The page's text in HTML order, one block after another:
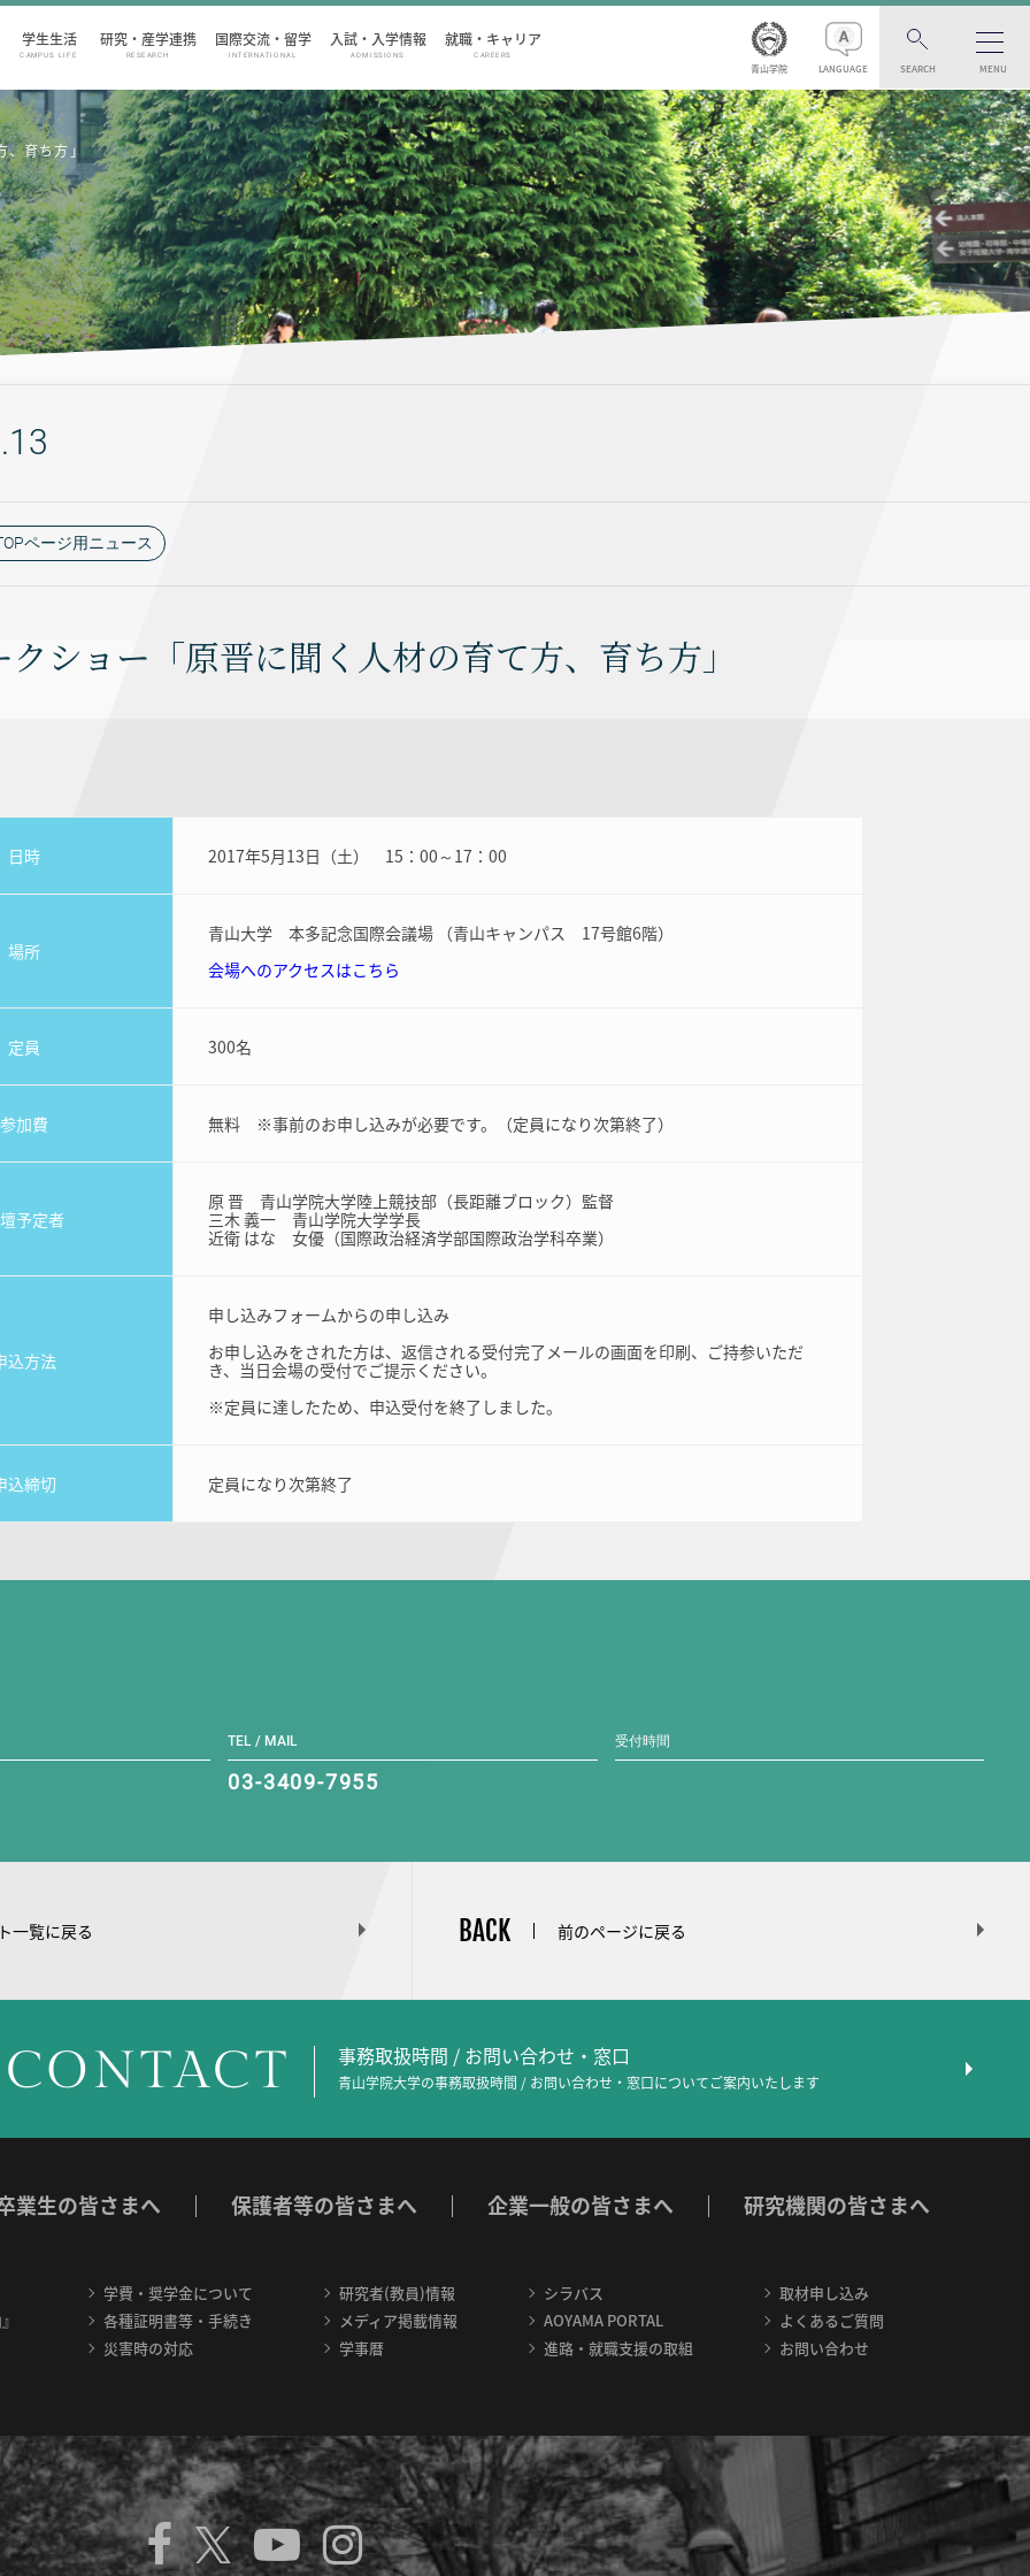
学生生活
CAMPUS LIFE
研究・産学連携
RESEARCH
国際交流・留学
INTERNATIONAL
入試・入学情報
ADMISSIONS
就職・キャリア
CAREERS
青山学院 LANGUAGE SEARCH MENU
、育ち方」
ページ用ニュース
ショー「原晋に聞く人材の育て方、育ち方」
日時 2017年5月13日（土） 15：00～17：00
場所
青山大学 本多記念国際会議場 （青山キャンパス 17号館6階）
会場へのアクセスはこちら
定員 300名
参加費 無料 ※事前のお申し込みが必要です。（定員になり次第終了）
予定者
原 晋 青山学院大学陸上競技部（長距離ブロック）監督
三木 義一 青山学院大学学長
近衛 はな 女優（国際政治経済学部国際政治学科卒業）
込方法
申し込みフォームからの申し込み
お申し込みをされた方は、返信される受付完了メールの画面を印刷、ご持参いただ
き、当日会場の受付でご提示ください。
※定員に達したため、申込受付を終了しました。
込締切 定員になり次第終了
TEL / MAIL
03-3409-7955
受付時間
一覧に戻る BACK 前のページに戻る
CONTACT 事務取扱時間 / お問い合わせ・窓口
青山学院大学の事務取扱時間 / お問い合わせ・窓口についてご案内いたします
業生の皆さまへ 保護者等の皆さまへ 企業一般の皆さまへ 研究機関の皆さまへ
学費・奨学金について
各種証明書等・手続き
災害時の対応
研究者(教員)情報
メディア掲載情報
学事暦
シラバス
AOYAMA PORTAL
進路・就職支援の取組
取材申し込み
よくあるご質問
お問い合わせ